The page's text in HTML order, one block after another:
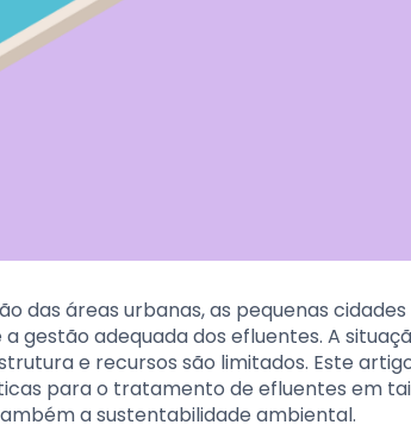
das áreas urbanas, as pequenas cidades
gestão adequada dos efluentes. A
e recursos são limitados. Este
para o tratamento de efluentes em
a sustentabilidade ambiental.